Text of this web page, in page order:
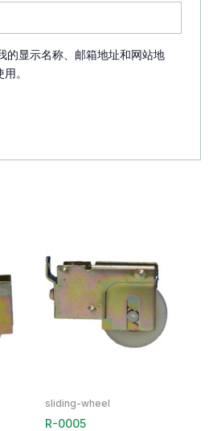
的显示名称、邮箱地址和网站地
。
sliding-wheel
R-0005